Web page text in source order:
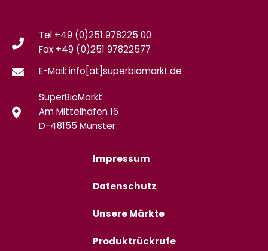
Tel +49 (0)251 978225 00
Fax +49 (0)251 97822577
E-Mail: info[at]superbiomarkt.de
SuperBioMarkt
Am Mittelhafen 16
D-48155 Münster
Impressum
Datenschutz
Unsere Märkte
Produktrückrufe